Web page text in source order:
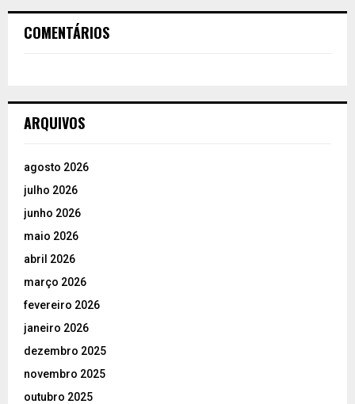
COMENTÁRIOS
ARQUIVOS
agosto 2026
julho 2026
junho 2026
maio 2026
abril 2026
março 2026
fevereiro 2026
janeiro 2026
dezembro 2025
novembro 2025
outubro 2025